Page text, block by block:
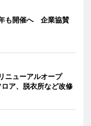
も開催へ 企業協賛
ニューアルオープ
ア、脱衣所など改修